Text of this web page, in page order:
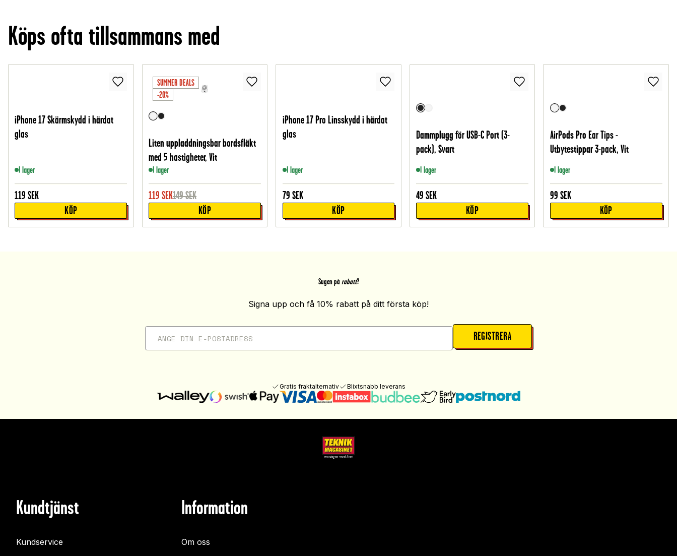
Köps ofta tillsammans med
iPhone 17 Skärmskydd i härdat
glas
I lager
119 SEK
KÖP
SUMMER DEALS
-20%
Liten uppladdningsbar bordsfläkt
med 5 hastigheter, Vit
I lager
119 SEK149SEK
KÖP
iPhone 17 Pro Linsskydd i härdat
glas
I lager
79 SEK
KÖP
Dammplugg för USB-C Port (3-
pack), Svart
I lager
49 SEK
KÖP
AirPods Pro Ear Tips -
Utbytestippar 3-pack, Vit
I lager
99 SEK
KÖP
Sugen på rabatt?
Signa upp och få 10% rabatt på ditt första köp!
REGISTRERA
Gratis fraktalternativ Blixtsnabb leverans
Kundtjänst
Kundservice
Information
Om oss